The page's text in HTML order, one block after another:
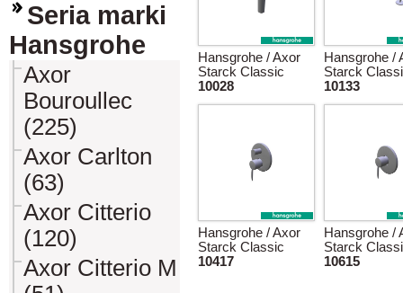
Seria marki
Hansgrohe
Axor
Bouroullec
(225)
Axor Carlton
(63)
Axor Citterio
(120)
Axor Citterio M
Hansgrohe / Axor
Starck Classic
10028
Hansgrohe /
Starck
10133
Hansgrohe / Axor
Starck Classic
10417
Hansgrohe /
Starck
10615